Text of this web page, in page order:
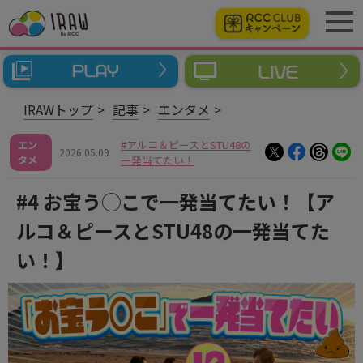
IRAWトップ 記事 エンタメ
エン
タメ
2026.05.09
アルコ＆ピースとSTU48の
一発当てたい！
#4 お宝う◯こで一発当てたい！【ア
ルコ＆ピースとSTU48の一発当てた
い！】